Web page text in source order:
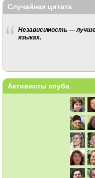
Случайная цитата
Независимость —
языках.
Активисты клуба